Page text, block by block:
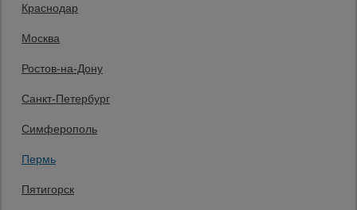
Краснодар
Москва
Ростов-на-Дону
Санкт-Петербург
Симферополь
Пермь
Пятигорск
О компании
Франшиза
Контакты
Защитные конструкции
Заказать звонок
бесплатно по России